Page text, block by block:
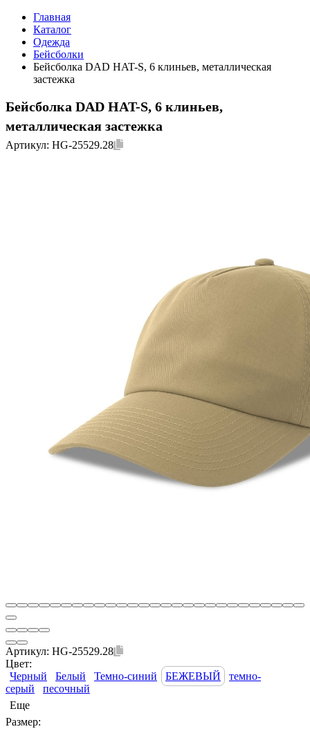
Главная
Каталог
Одежда
Бейсболки
Бейсболка DAD HAT-S, 6 клиньев, металлическая
застежка
Бейсболка DAD HAT-S, 6 клиньев,
металлическая застежка
Артикул: HG-25529.28
Артикул: HG-25529.28
Цвет:
Черный
Белый Темно-синий БЕЖЕВЫЙ
темно-
серый
песочный
Еще
Размер: